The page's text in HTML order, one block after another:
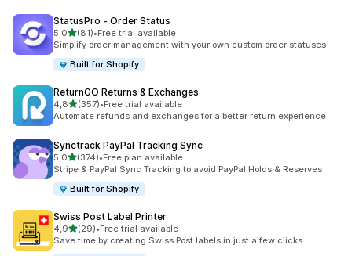
StatusPro ‑ Order Status
5,0z 5 hvězd
(81)
Celkový počet recenzí: 81
•Free trial available
Simplify order management with your own custom order statuses
Built for Shopify
ReturnGO Returns & Exchanges
4,8z 5 hvězd
(357)
Celkový počet recenzí: 357
•Free trial available
Automate refunds and exchanges for a better return experience
Synctrack PayPal Tracking Sync
5,0z 5 hvězd
(374)
Celkový počet recenzí: 374
•Free plan available
Stripe & PayPal Sync Tracking to avoid PayPal Holds & Reserves
Built for Shopify
Swiss Post Label Printer
4,9z 5 hvězd
(29)
Celkový počet recenzí: 29
•Free trial available
Save time by creating Swiss Post labels in just a few clicks.